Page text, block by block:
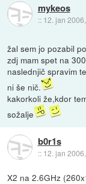
mykeos
:: 12. jan
žal sem jo pozabil
zdj mam spet na
naslednjič spravim
ni še nič.
kakorkoli že,kdor
sožalje
b0r1s
:: 12. jan
X2 na 2.6GHz